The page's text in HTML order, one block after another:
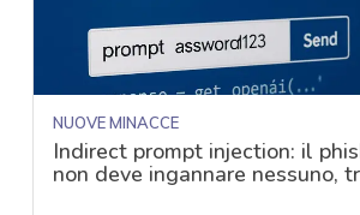
NUOVE MINACCE
Indirect prompt injection: il
non deve ingannare nessuno,